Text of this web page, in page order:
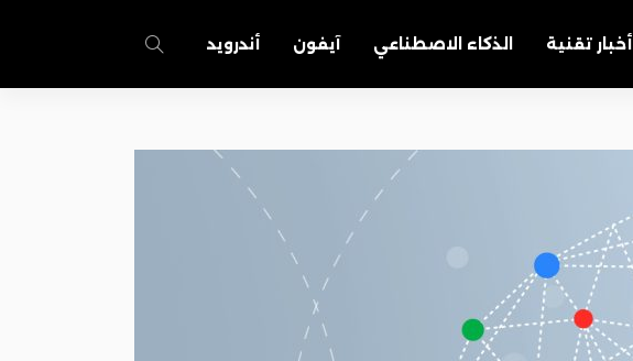
أخبار تقنية الذكاء الاصطناعي آيفون أندرويد